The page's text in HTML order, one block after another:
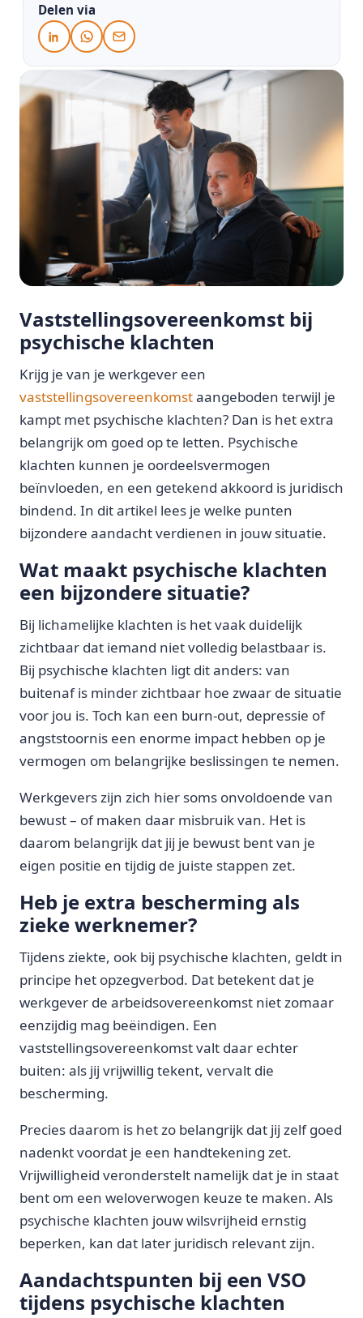
Delen via
Vaststellingsovereenkomst bij
psychische klachten
Krijg je van je werkgever een
vaststellingsovereenkomstaangeboden terwijl je
kampt met psychische klachten? Dan is het extra
belangrijk om goed op te letten. Psychische
klachten kunnen je oordeelsvermogen
beïnvloeden, en een getekend akkoord is juridisch
bindend. In dit artikel lees je welke punten
bijzondere aandacht verdienen in jouw situatie.
Wat maakt psychische klachten
een bijzondere situatie?
Bij lichamelijke klachten is het vaak duidelijk
zichtbaar dat iemand niet volledig belastbaar is.
Bij psychische klachten ligt dit anders: van
buitenaf is minder zichtbaar hoe zwaar de situatie
voor jou is. Toch kan een burn-out, depressie of
angststoornis een enorme impact hebben op je
vermogen om belangrijke beslissingen te nemen.
Werkgevers zijn zich hier soms onvoldoende van
bewust – of maken daar misbruik van. Het is
daarom belangrijk dat jij je bewust bent van je
eigen positie en tijdig de juiste stappen zet.
Heb je extra bescherming als
zieke werknemer?
Tijdens ziekte, ook bij psychische klachten, geldt in
principe het opzegverbod. Dat betekent dat je
werkgever de arbeidsovereenkomst niet zomaar
eenzijdig mag beëindigen. Een
vaststellingsovereenkomst valt daar echter
buiten: als jij vrijwillig tekent, vervalt die
bescherming.
Precies daarom is het zo belangrijk dat jij zelf goed
nadenkt voordat je een handtekening zet.
Vrijwilligheid veronderstelt namelijk dat je in staat
bent om een weloverwogen keuze te maken. Als
psychische klachten jouw wilsvrijheid ernstig
beperken, kan dat later juridisch relevant zijn.
Aandachtspunten bij een VSO
tijdens psychische klachten